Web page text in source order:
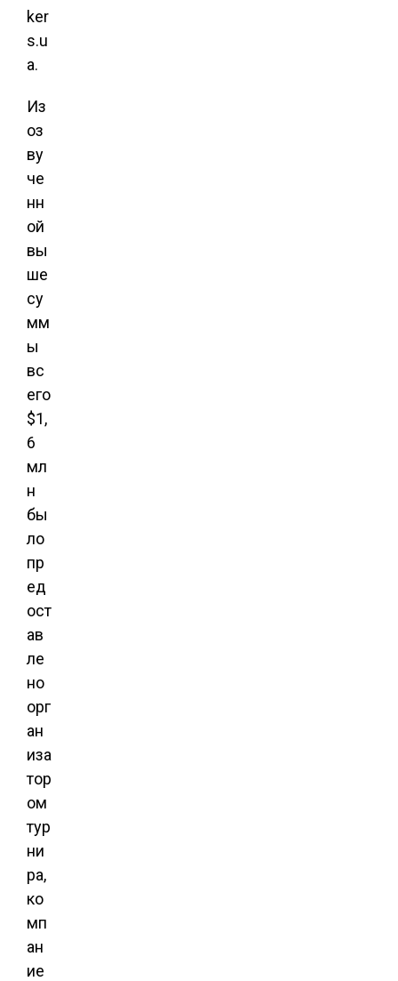
ker
s.u
a.
Из
оз
ву
че
нн
ой
вы
ше
су
мм
ы
вс
его
$1,
6
мл
н
бы
ло
пр
ед
ост
ав
ле
но
орг
ан
иза
тор
ом
тур
ни
ра,
ко
мп
ан
ие